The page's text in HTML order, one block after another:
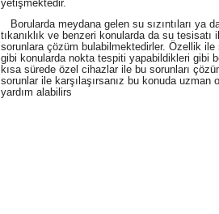
yetişmektedir.
Borularda meydana gelen su sızıntıları ya
tıkanıklık ve benzeri konularda da su
sorunlara çözüm bulabilmektedirler. Özellik ile
gibi konularda nokta tespiti yapabildikleri gibi
kısa sürede özel cihazlar ile bu sorunları
sorunlar ile karşılaşırsanız bu konuda uzman
yardım alabilirs